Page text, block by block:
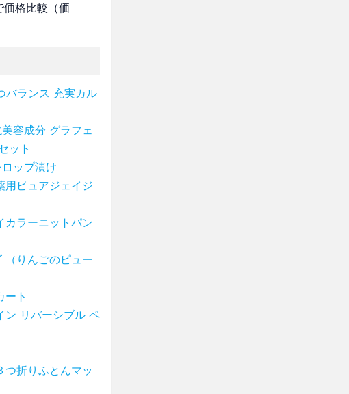
格比較（価
バランス 充実カル
容成分 グラフェ
ット
ップ漬け
ピュアジェイジ
ラーニットパン
りんごのピュー
ト
リバーシブル ペ
折りふとんマッ